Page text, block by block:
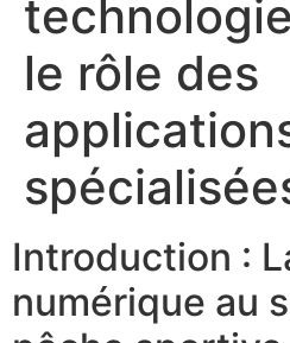
le rôle des
Introduction :
numérique au